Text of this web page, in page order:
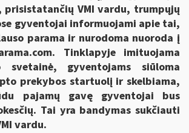
prisistatančių VMI vardu, trumpųjų
gyventojai informuojami apie tai,
parama ir nurodoma nuoroda į
Tinklapyje imituojama
svetainė, gyventojams siūloma
prekybos startuolį ir skelbiama,
pajamų gavę gyventojai bus
Tai yra bandymas sukčiauti
vardu.